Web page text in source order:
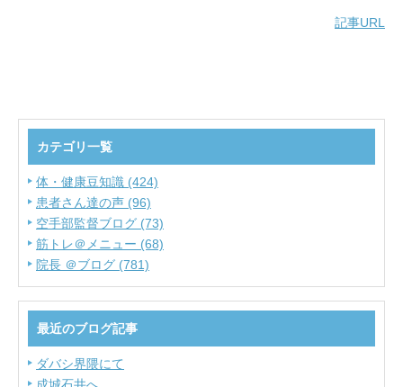
記事URL
カテゴリ一覧
体・健康豆知識 (424)
患者さん達の声 (96)
空手部監督ブログ (73)
筋トレ＠メニュー (68)
院長 ＠ブログ (781)
最近のブログ記事
ダバシ界隈にて